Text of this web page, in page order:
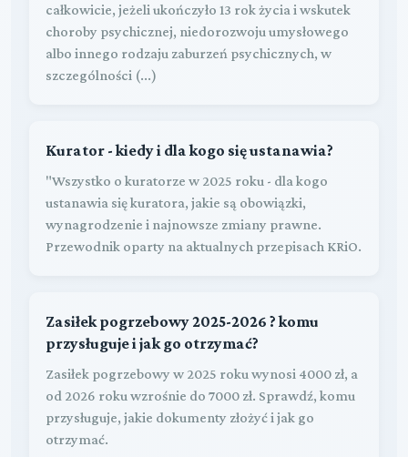
całkowicie, jeżeli ukończyło 13 rok życia i wskutek
choroby psychicznej, niedorozwoju umysłowego
albo innego rodzaju zaburzeń psychicznych, w
szczególności (...)
Kurator - kiedy i dla kogo się ustanawia?
"Wszystko o kuratorze w 2025 roku - dla kogo
ustanawia się kuratora, jakie są obowiązki,
wynagrodzenie i najnowsze zmiany prawne.
Przewodnik oparty na aktualnych przepisach KRiO.
Zasiłek pogrzebowy 2025-2026 ? komu
przysługuje i jak go otrzymać?
Zasiłek pogrzebowy w 2025 roku wynosi 4000 zł, a
od 2026 roku wzrośnie do 7000 zł. Sprawdź, komu
przysługuje, jakie dokumenty złożyć i jak go
otrzymać.